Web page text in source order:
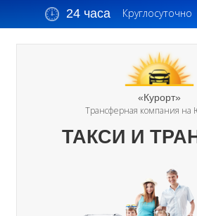
24 часа Круглосуточно
«Курорт»
Трансферная компания на
ТАКСИ И